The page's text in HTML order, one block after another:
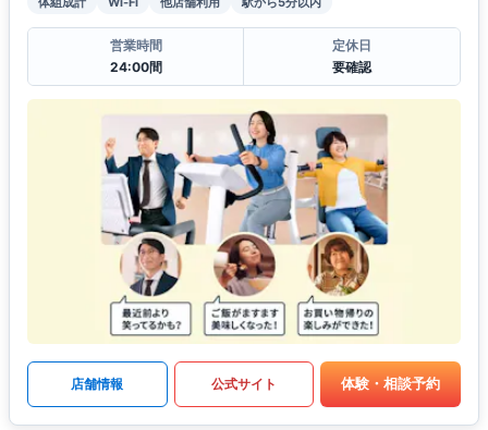
営業時間
24:00間
定休日
要確認
店舗情報 公式サイト 体験・相談予約